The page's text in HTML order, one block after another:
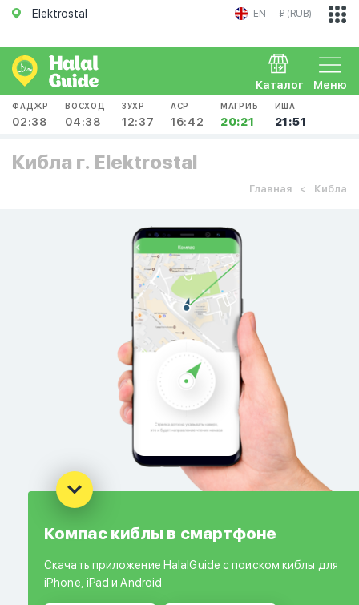
Elektrostal EN ₽ (RUB)
Меню
Каталог
ФАДЖР
02:38
ВОСХОД
04:38
ЗУХР
12:37
АСР
16:42
МАГРИБ
20:21
ИША
21:51
Кибла г. Elektrostal
Главная Кибла
Компас киблы в смартфоне
Скачать приложение HalalGuide с поиском киблы для
iPhone, iPad и Android